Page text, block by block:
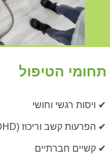
✔ ויסות רגשי וחושי
✔ הפרעות קשב וריכוז (ADHD)
✔ קשיים חברתיים
תחומי הטיפול